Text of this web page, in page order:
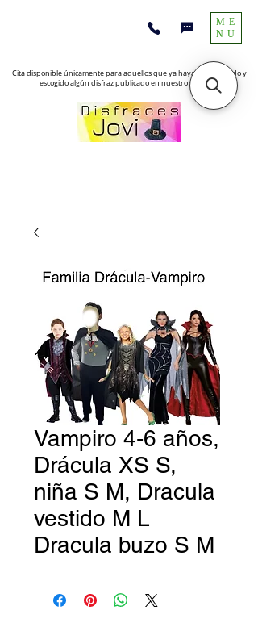
Cita disponible únicamente para aquellos que ya hayan encontrado y
escogido algún disfraz publicado en nuestro sitio web
ME
NU
Vampiro 4-6 años,
Drácula XS S,
niña S M, Dracula
vestido M L
Dracula buzo S M